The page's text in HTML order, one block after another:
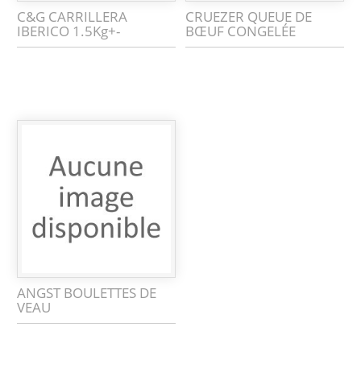
C&G CARRILLERA
IBERICO 1.5Kg+-
CRUEZER QUEUE DE
BŒUF CONGELÉE
ANGST BOULETTES DE
VEAU